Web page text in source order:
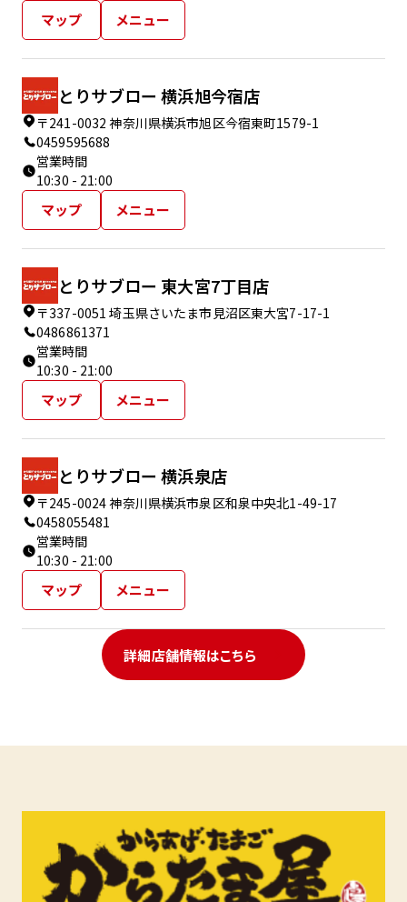
マップ メニュー
とりサブロー 横浜旭今宿店
〒241-0032 神奈川県横浜市旭区今宿東町1579-1
0459595688
営業時間
10:30 - 21:00
マップ メニュー
とりサブロー 東大宮7丁目店
〒337-0051 埼玉県さいたま市見沼区東大宮7-17-1
0486861371
営業時間
10:30 - 21:00
マップ メニュー
とりサブロー 横浜泉店
〒245-0024 神奈川県横浜市泉区和泉中央北1-49-17
0458055481
営業時間
10:30 - 21:00
マップ メニュー
詳細店舗情報はこちら